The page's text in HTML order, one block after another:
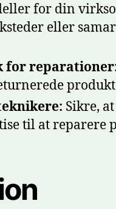
for din
eller
for
Sikre,
til at reparere